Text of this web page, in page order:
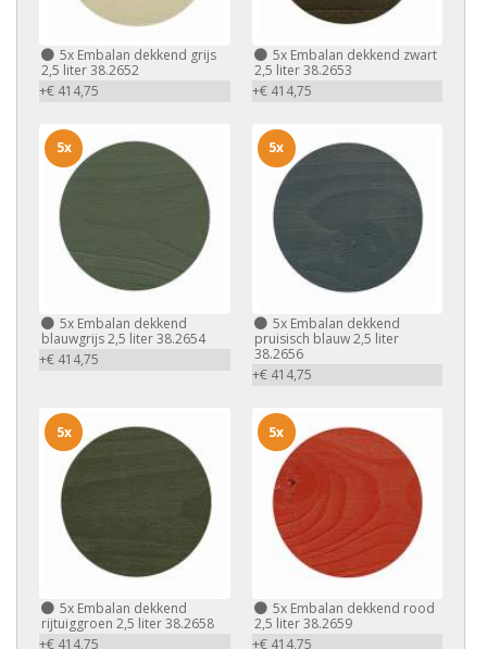
5x Embalan dekkend grijs
2,5 liter 38.2652
+€ 414,75
5xEmbalan dekkend zwart
2,5 liter 38.2653
+€ 414,75
5x Embalan dekkend
blauwgrijs 2,5 liter 38.2654
+€ 414,75
5x
5xEmbalan dekkend
pruisisch blauw 2,5 liter
38.2656
+€ 414,75
5x
5x Embalan dekkend
rijtuiggroen 2,5 liter 38.2658
+€ 414,75
5x
5xEmbalan dekkend rood
2,5 liter 38.2659
+€ 414,75
5x